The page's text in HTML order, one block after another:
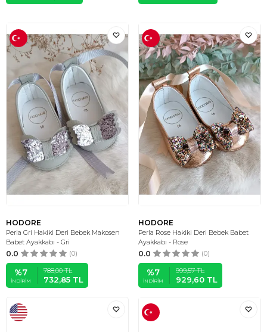
HODORE
Perla Gri Hakiki Deri Bebek Makosen
Babet Ayakkabı - Gri
0.0 (0)
%7
İNDIRIM
788,00TL
732,85 TL
HODORE
Perla Rose Hakiki Deri Bebek Babet
Ayakkabı - Rose
0.0 (0)
%7
İNDIRIM
999,57TL
929,60 TL